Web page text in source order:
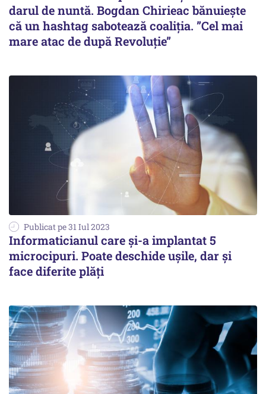
darul de nuntă. Bogdan Chirieac bănuiește
că un hashtag sabotează coaliția. ”Cel mai
mare atac de după Revoluție”
Publicat pe 31 Iul 2023
Informaticianul care și-a implantat 5
microcipuri. Poate deschide ușile, dar și
face diferite plăți